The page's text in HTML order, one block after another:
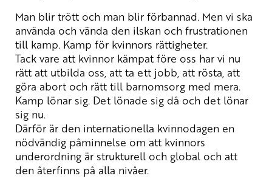
Man blir trött och man blir förbannad. Men vi ska
använda och vända den ilskan och frustrationen
till kamp. Kamp för kvinnors rättigheter.
Tack vare att kvinnor kämpat före oss har vi nu
rätt att utbilda oss, att ta ett jobb, att rösta, att
göra abort och rätt till barnomsorg med mera.
Kamp lönar sig. Det lönade sig då och det lönar
sig nu.
Därför är den internationella kvinnodagen en
nödvändig påminnelse om att kvinnors
underordning är strukturell och global och att
den återfinns på alla nivåer.